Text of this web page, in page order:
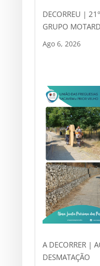
DECORREU |
GRUPO
Ago 6, 2026
A DECORRER |
DESMATAÇÃO